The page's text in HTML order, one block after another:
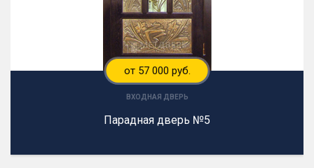
от 57 000 руб.
ВХОДНАЯ ДВЕРЬ
Парадная дверь №5